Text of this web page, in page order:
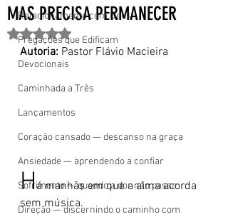
Relacionamento com Deus
Pregações que Edificam
Devocionais
Caminhada a Três
Lançamentos
Coração cansado — descanso na graça
Ansiedade — aprendendo a confiar
Sofrimento — quando a dor não passa
Direção — discernindo o caminho com
MAS PRECISA PERMANECER
Avaliado com NaN de 5 estrelas.
Autoria: Pastor Flávio Macieira
Há manhãs em que a alma acorda
sem música.